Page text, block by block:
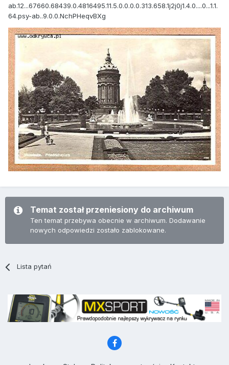
ab.12...67660.68439.0.4816495.11.5.0.0.0.0.313.658.1j2j0j1.4.0....0...1.1.
64.psy-ab..9.0.0.NchPHeqvBXg
Temat został przeniesiony do archiwum
Ten temat przebywa obecnie w archiwum. Dodawanie
nowych odpowiedzi zostało zablokowane.
Lista pytań